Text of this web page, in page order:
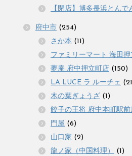
【閉店】博多長浜とんで
府中市 (254)
さか本 (11)
ファミリーマート 海田押
夢庵 府中押立町店 (150)
LA LUCE ラ ルーチェ
木の葉ぎょうざ (1)
餃子の王将 府中本町駅前
門屋 (6)
山口家 (2)
龍ノ家（中国料理）
(1)